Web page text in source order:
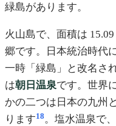
緑島があります。
火山島で、面積は
郷です。日本統治時代
一時「緑島」と改名さ
は朝日温泉です。世界
かの二つは日本の九州
ります18。塩水温泉で